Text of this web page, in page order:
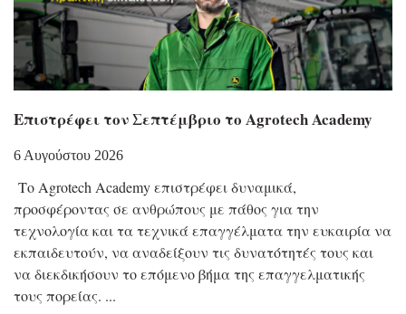
Επιστρέφει τον Σεπτέμβριο το Agrotech Academy
6 Αυγούστου 2026
Το Agrotech Academy επιστρέφει δυναμικά,
προσφέροντας σε ανθρώπους με πάθος για την
τεχνολογία και τα τεχνικά επαγγέλματα την ευκαιρία να
εκπαιδευτούν, να αναδείξουν τις δυνατότητές τους και
να διεκδικήσουν το επόμενο βήμα της επαγγελματικής
τους πορείας.